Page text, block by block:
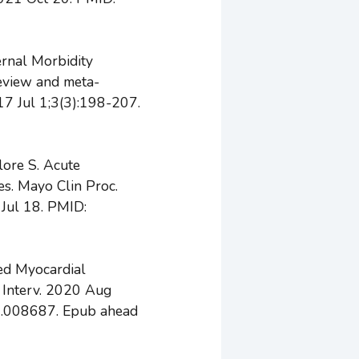
Morbidity
and meta-
Jul 1;3(3):198-207.
S. Acute
Mayo Clin Proc.
18. PMID:
Myocardial
Interv. 2020 Aug
Epub ahead